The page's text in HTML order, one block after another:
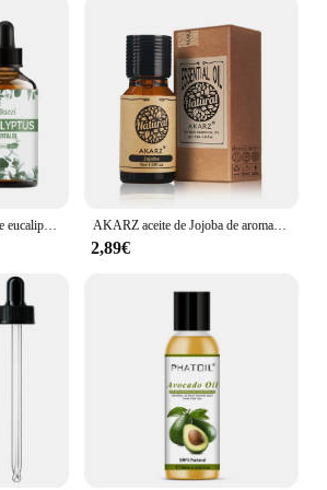
Aceite esencial de planta de eucalipto, aceite esencial para el cuidado de la piel del rostro y el cuerpo, aceite esencial de masaje hidratante AKARZ aceite de Jojoba de aromaterapia Natural, aceite portador de mantenimiento de baño, cuidado del cabello de la piel hidratante, de México
2,89€